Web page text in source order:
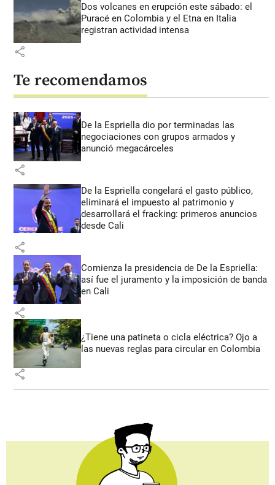
Dos volcanes en erupción este sábado: el
Puracé en Colombia y el Etna en Italia
registran actividad intensa
share
Te recomendamos
De la Espriella dio por terminadas las
negociaciones con grupos armados y
anunció megacárceles
share
De la Espriella congelará el gasto público,
eliminará el impuesto al patrimonio y
desarrollará el fracking: primeros anuncios
desde Cali
share
Comienza la presidencia de De la Espriella:
así fue el juramento y la imposición de banda
en Cali
share
¿Tiene una patineta o cicla eléctrica? Ojo a
las nuevas reglas para circular en Colombia
share